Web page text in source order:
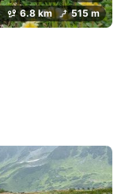
6.8 km 515 m